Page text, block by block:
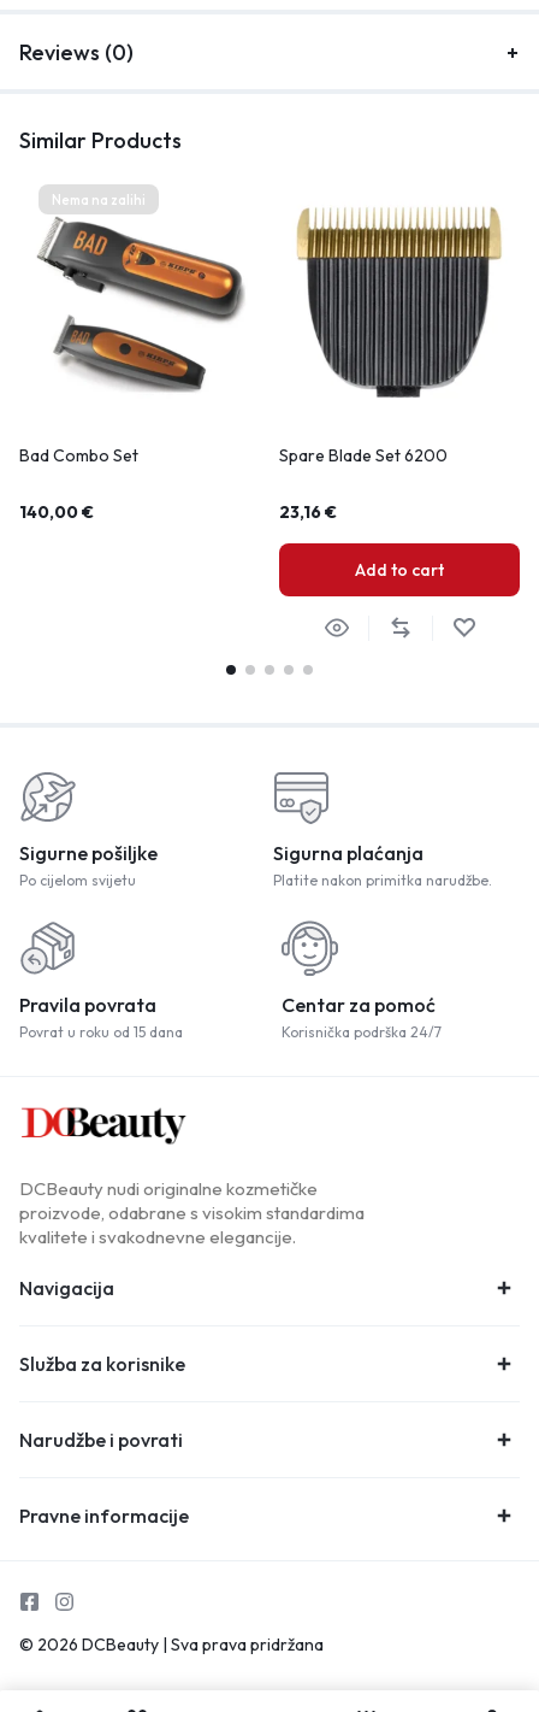
Reviews (0)
Similar Products
Nema na zalihi
Bad Combo Set
140,00€
Spare Blade Set 6200
23,16€
Add to cart
Sigurne pošiljke
Po cijelom svijetu
Sigurna plaćanja
Platite nakon primitka narudžbe.
Pravila povrata
Povrat u roku od 15 dana
Centar za pomoć
Korisnička podrška 24/7
DCBeauty nudi originalne kozmetičke
proizvode, odabrane s visokim standardima
kvalitete i svakodnevne elegancije.
Navigacija
Služba za korisnike
Narudžbe i povrati
Pravne informacije
© 2026 DCBeauty | Sva prava pridržana